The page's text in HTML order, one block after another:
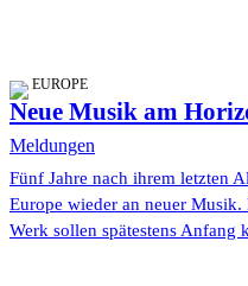
EUROPE
Neue Musik am
Meldungen
Fünf Jahre nach ihrem letzten
Europe wieder an neuer
Werk sollen spätestens Anfang